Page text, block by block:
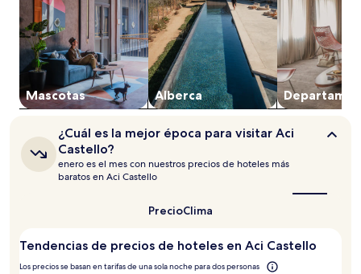
estancia
de
1
noche
para
2
adultos.
Los
la
disponibilidad
Aplican
términos
adicionales.
Mascotas Alberca
¿Cuál
es
la
mejor
época
¿Cuál es la mejor época para visitar Aci
Castello?
enero es el mes con nuestros precios de hoteles más
baratos en Aci Castello
PrecioClima
Tendencias de precios de hoteles en Aci Castello
Los precios se basan en tarifas de una sola noche para dos personas